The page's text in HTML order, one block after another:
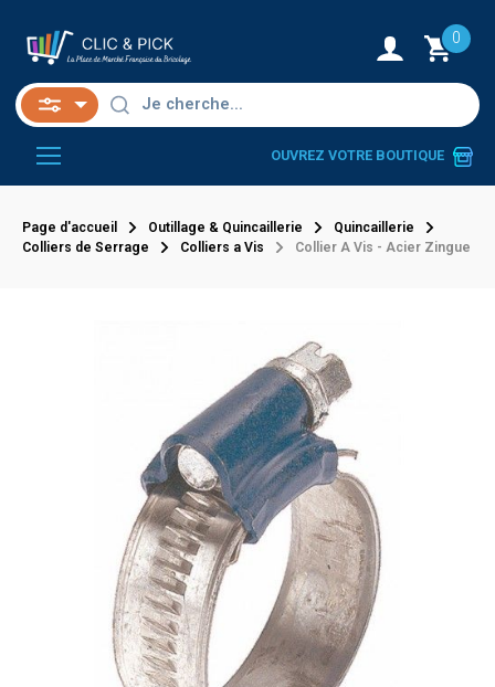
0
OUVREZ VOTRE BOUTIQUE
Page d'accueil Outillage & Quincaillerie
Quincaillerie
Colliers de Serrage
Colliers a Vis Collier A Vis - Acier Zingue